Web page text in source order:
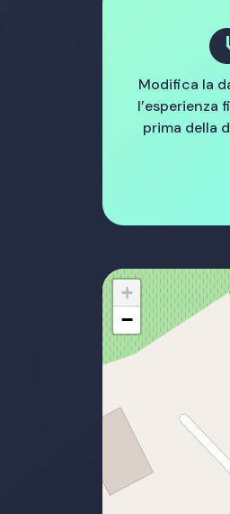
Modifica la
l’esperienza
prima della
+
−